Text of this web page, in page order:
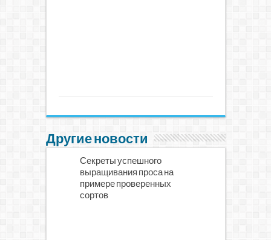
Другие новости
Секреты успешного
выращивания проса на
примере проверенных
сортов